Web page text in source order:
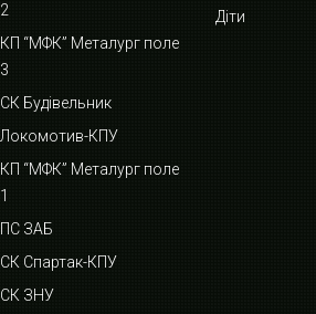
2
КП “МФК” Металург поле
3
СК Будівельник
Локомотив-КПУ
КП “МФК” Металург поле
1
ПС ЗАБ
СК Спартак-КПУ
СК ЗНУ
Діти